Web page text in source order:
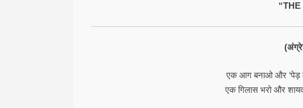
“THE
एक आग बनाओ और ‘पेड़
एक गिलास भरो और